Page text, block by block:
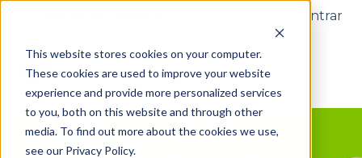
This website stores cookies on your computer.
These cookies are used to improve your website
experience and provide more personalized services
to you, both on this website and through other
media. To find out more about the cookies we use,
see our Privacy Policy.
Mostrar submenu para Entrar